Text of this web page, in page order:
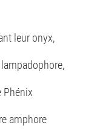
leur onyx,
Phénix
amphore